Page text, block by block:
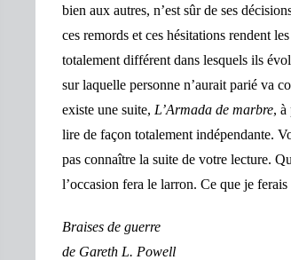
bien aux autres, n’est sûr de ses
ces remords et ces hésitations rendent
totalement différent dans lesquels ils
sur laquelle personne n’aurait parié va
existe une suite, L’Armada de marbre, à
lire de façon totalement indépendante.
pas connaître la suite de votre lecture.
l’occasion fera le larron. Ce que je ferais
Braises de guerre
de Gareth L. Powell